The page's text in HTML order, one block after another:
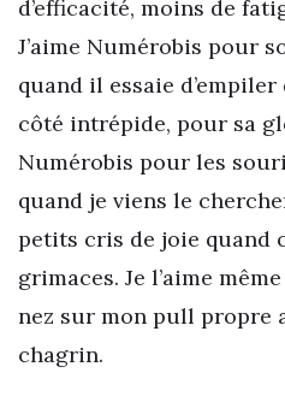
d’efficacité, moins de
J’aime Numérobis pour
quand il essaie
côté intrépide, pour sa
Numérobis pour les
quand je viens le
petits cris de joie quand
grimaces. Je l’aime
nez sur mon pull propre
chagrin.